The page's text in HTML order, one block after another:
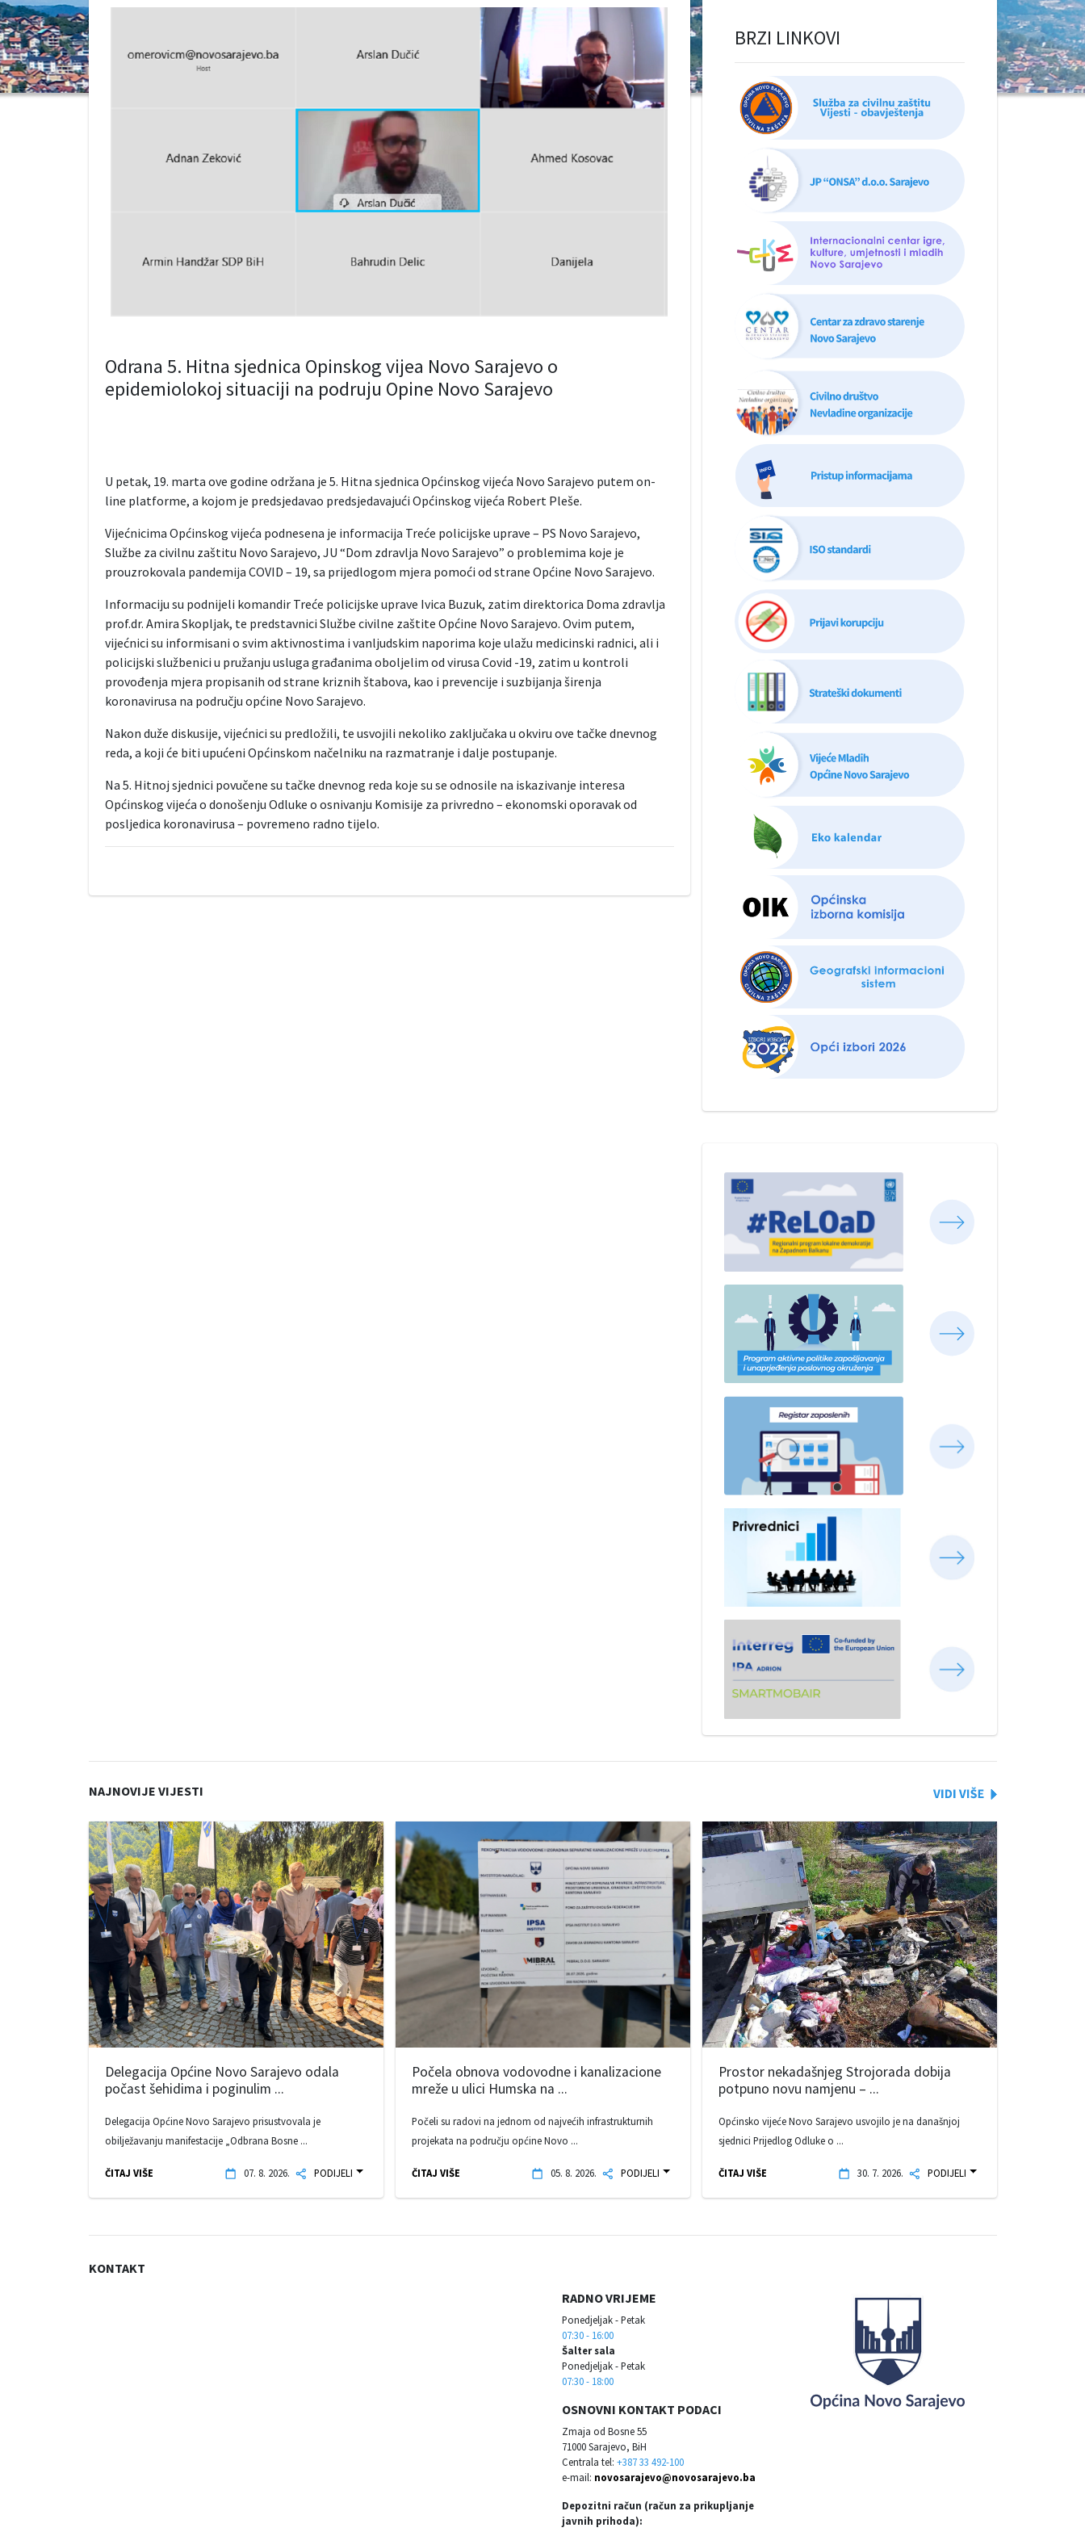
Odrana 5. Hitna sjednica Opinskog vijea Novo Sarajevo o
epidemiolokoj situaciji na podruju Opine Novo Sarajevo
U petak, 19. marta ove godine održana je 5. Hitna sjednica Općinskog vijeća Novo Sarajevo putem on-
line platforme, a kojom je predsjedavao predsjedavajući Općinskog vijeća Robert Pleše.
Vijećnicima Općinskog vijeća podnesena je informacija Treće policijske uprave – PS Novo Sarajevo,
Službe za civilnu zaštitu Novo Sarajevo, JU “Dom zdravlja Novo Sarajevo” o problemima koje je
prouzrokovala pandemija COVID – 19, sa prijedlogom mjera pomoći od strane Općine Novo Sarajevo.
Informaciju su podnijeli komandir Treće policijske uprave Ivica Buzuk, zatim direktorica Doma zdravlja
prof.dr. Amira Skopljak, te predstavnici Službe civilne zaštite Općine Novo Sarajevo. Ovim putem,
vijećnici su informisani o svim aktivnostima i vanljudskim naporima koje ulažu medicinski radnici, ali i
policijski službenici u pružanju usluga građanima oboljelim od virusa Covid -19, zatim u kontroli
provođenja mjera propisanih od strane kriznih štabova, kao i prevencije i suzbijanja širenja
koronavirusa na području općine Novo Sarajevo.
Nakon duže diskusije, vijećnici su predložili, te usvojili nekoliko zaključaka u okviru ove tačke dnevnog
reda, a koji će biti upućeni Općinskom načelniku na razmatranje i dalje postupanje.
Na 5. Hitnoj sjednici povučene su tačke dnevnog reda koje su se odnosile na iskazivanje interesa
Općinskog vijeća o donošenju Odluke o osnivanju Komisije za privredno – ekonomski oporavak od
posljedica koronavirusa – povremeno radno tijelo.
BRZI LINKOVI
NAJNOVIJE VIJESTI
Delegacija Općine Novo Sarajevo odala
počast šehidima i poginulim ...
Delegacija Općine Novo Sarajevo prisustvovala je
obilježavanju manifestacije „Odbrana Bosne ...
ČITAJ VIŠE 07. 8. 2026. PODIJELI
Počela obnova vodovodne i kanalizacione
mreže u ulici Humska na ...
Počeli su radovi na jednom od najvećih infrastrukturnih
projekata na području općine Novo ...
ČITAJ VIŠE 05. 8. 2026. PODIJELI
Prostor nekadašnjeg Strojorada dobija
potpuno novu namjenu – ...
Općinsko vijeće Novo Sarajevo usvojilo je na današnjoj
sjednici Prijedlog Odluke o ...
ČITAJ VIŠE 30. 7. 2026. PODIJELI
KONTAKT
RADNO VRIJEME
Ponedjeljak - Petak
07:30 - 16:00
Šalter sala
Ponedjeljak - Petak
07:30 - 18:00
OSNOVNI KONTAKT PODACI
Zmaja od Bosne 55
71000 Sarajevo, BiH
Centrala tel: +387 33 492-100
e-mail: novosarajevo@novosarajevo.ba
Depozitni račun (račun za prikupljanje
javnih prihoda):